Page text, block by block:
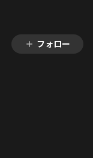
フォロー